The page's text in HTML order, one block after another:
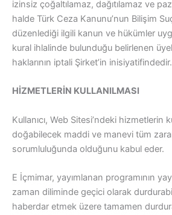
izinsiz çoğaltılamaz, dağıtılamaz ve
halde Türk Ceza Kanunu’nun Bilişim
düzenlediği ilgili kanun ve hükümler
kural ihlalinde bulunduğu belirlenen
haklarının iptali Şirket’in inisiyatifindedir.
HİZMETLERİN KULLANILMASI
Kullanıcı, Web Sitesi’ndeki hizmetlerin
doğabilecek maddi ve manevi tüm
sorumluluğunda olduğunu kabul eder.
E İçmimar, yayımlanan programının
zaman diliminde geçici olarak
haberdar etmek üzere tamamen